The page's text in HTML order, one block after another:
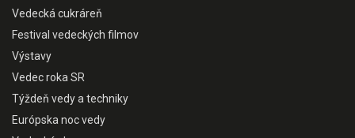
Vedecká cukráreň
Festival vedeckých filmov
Výstavy
Vedec roka SR
Týždeň vedy a techniky
Európska noc vedy